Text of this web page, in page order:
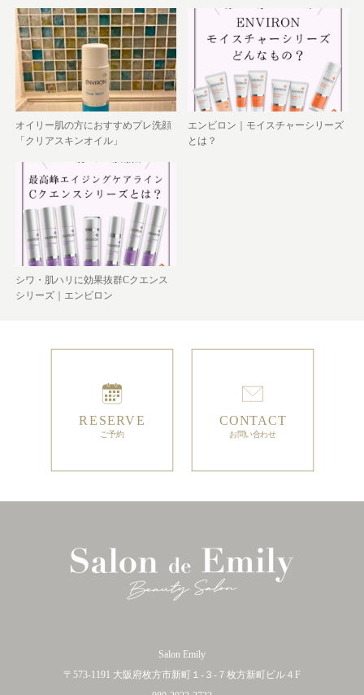
オイリー肌の方におすすめプレ洗顔
「クリアスキンオイル」
エンビロン｜モイスチャーシリーズ
とは？
シワ・肌ハリに効果抜群Cクエンス
シリーズ｜エンビロン
Salon Emily
〒573-1191 大阪府枚方市新町１-３-７枚方新町ビル４F